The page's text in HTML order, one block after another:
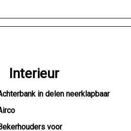
Interieur
in delen neerklapbaar
voor